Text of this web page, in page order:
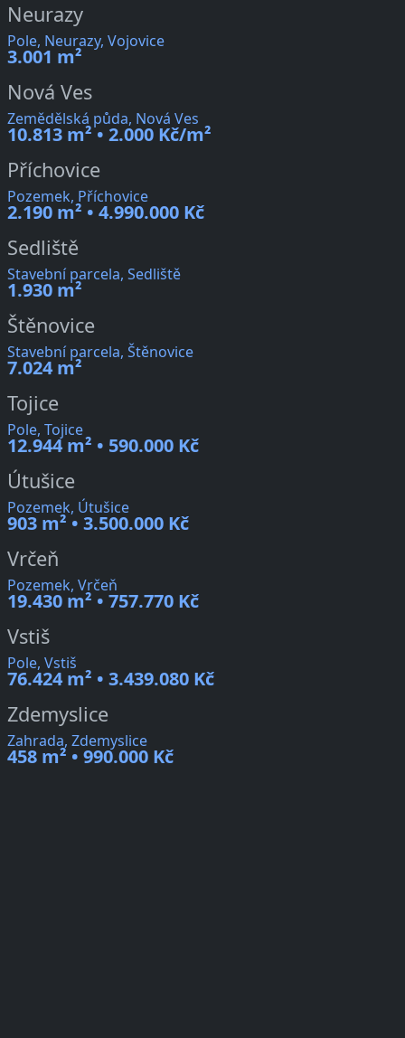
Neurazy
Pole, Neurazy, Vojovice
3.001 m²
Nová Ves
Zemědělská půda, Nová Ves
10.813 m² • 2.000 Kč/m²
Příchovice
Pozemek, Příchovice
2.190 m² • 4.990.000 Kč
Sedliště
Stavební parcela, Sedliště
1.930 m²
Štěnovice
Stavební parcela, Štěnovice
7.024 m²
Tojice
Pole, Tojice
12.944 m² • 590.000 Kč
Útušice
Pozemek, Útušice
903 m² • 3.500.000 Kč
Vrčeň
Pozemek, Vrčeň
19.430 m² • 757.770 Kč
Vstiš
Pole, Vstiš
76.424 m² • 3.439.080 Kč
Zdemyslice
Zahrada, Zdemyslice
458 m² • 990.000 Kč